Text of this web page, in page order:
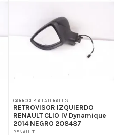
CARROCERIA LATERALES
RETROVISOR IZQUIERDO
RENAULT CLIO IV Dynamique
2014 NEGRO 208487
RENAULT